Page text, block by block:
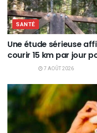
SANTÉ
Une étude sérieuse
courir 15 km par jour
7 AOÛT 2026